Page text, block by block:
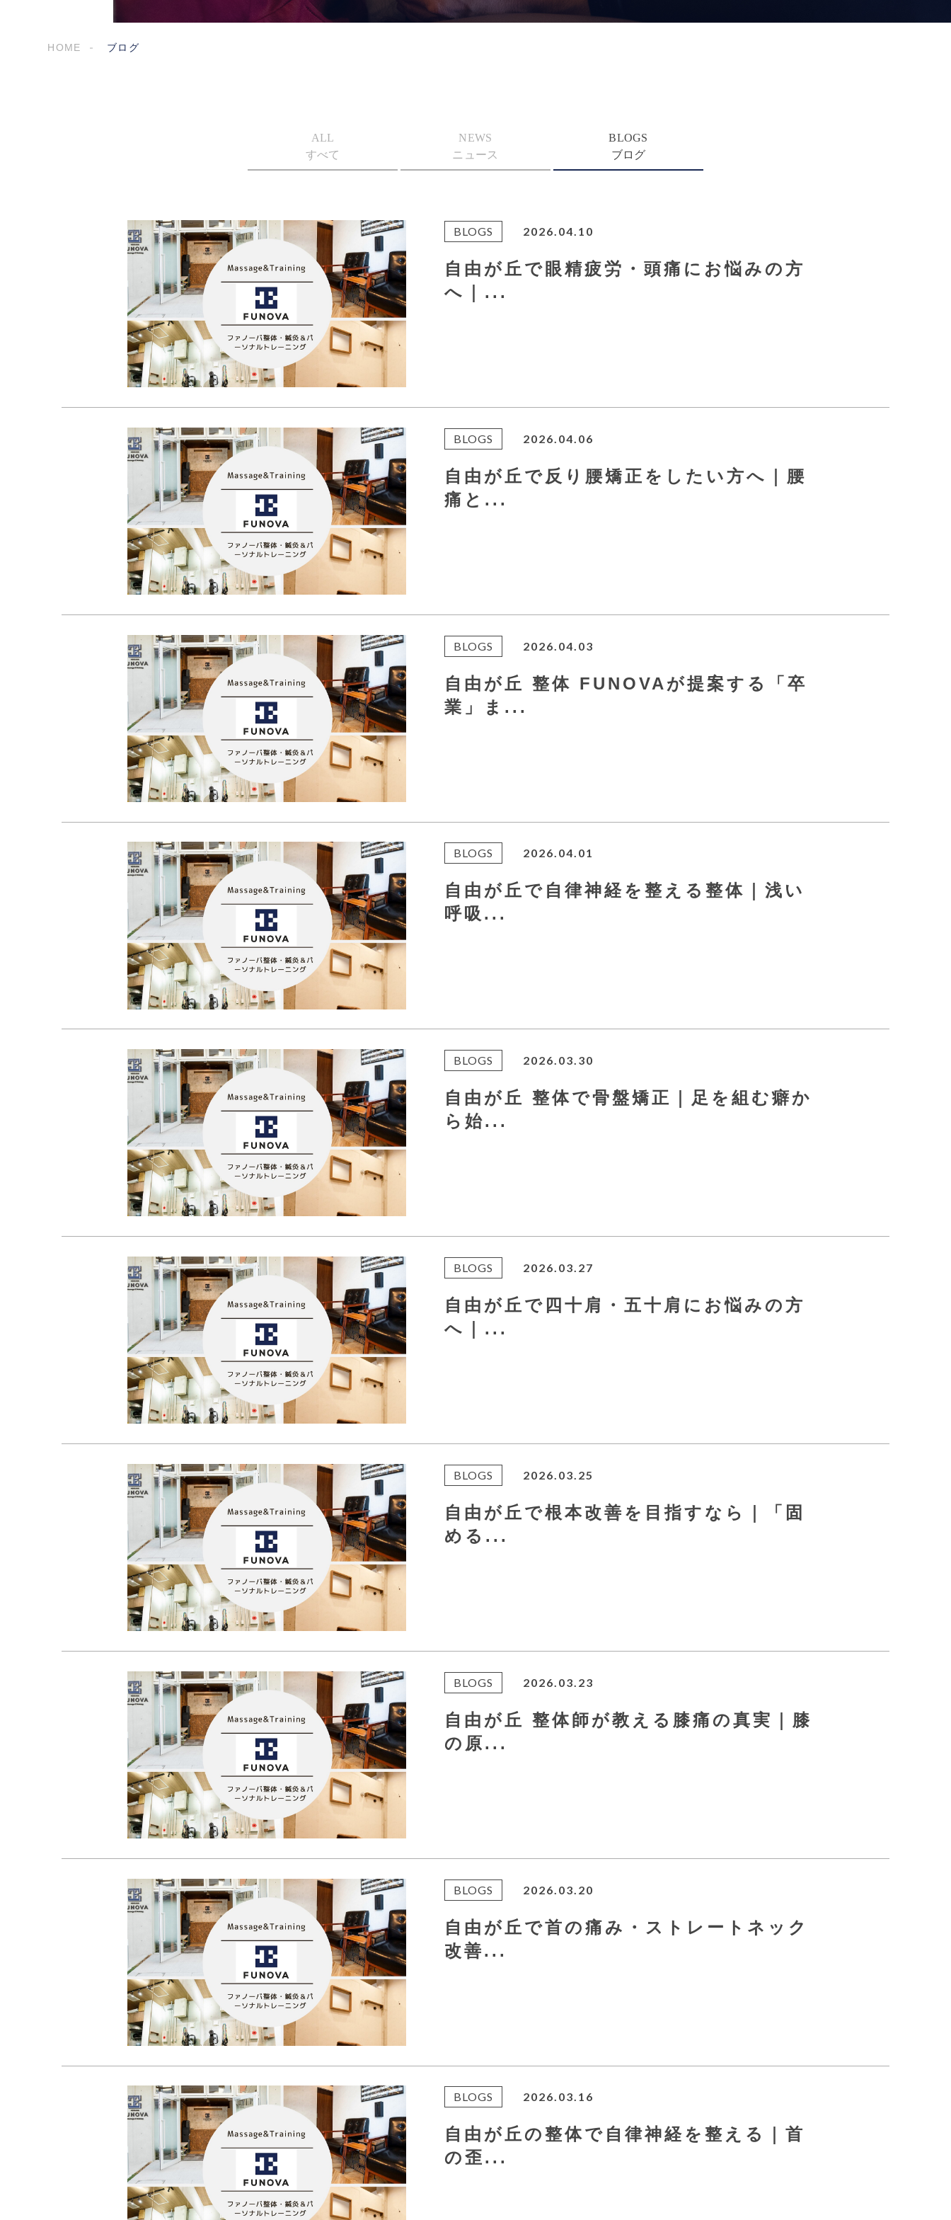
HOME ブログ
ALL
すべて
NEWS
ニュース
BLOGS
ブログ
BLOGS 2026.04.10
自由が丘で眼精疲労・頭痛にお悩みの方
へ｜...
BLOGS 2026.04.06
自由が丘で反り腰矯正をしたい方へ｜腰
痛と...
BLOGS 2026.04.03
自由が丘 整体 FUNOVAが提案する「卒
業」ま...
BLOGS 2026.04.01
自由が丘で自律神経を整える整体｜浅い
呼吸...
BLOGS 2026.03.30
自由が丘 整体で骨盤矯正｜足を組む癖か
ら始...
BLOGS 2026.03.27
自由が丘で四十肩・五十肩にお悩みの方
へ｜...
BLOGS 2026.03.25
自由が丘で根本改善を目指すなら｜「固
める...
BLOGS 2026.03.23
自由が丘 整体師が教える膝痛の真実｜膝
の原...
BLOGS 2026.03.20
自由が丘で首の痛み・ストレートネック
改善...
BLOGS 2026.03.16
自由が丘の整体で自律神経を整える｜首
の歪...